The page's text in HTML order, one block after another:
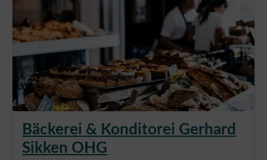
Bäckerei & Konditorei Gerhard
Sikken OHG